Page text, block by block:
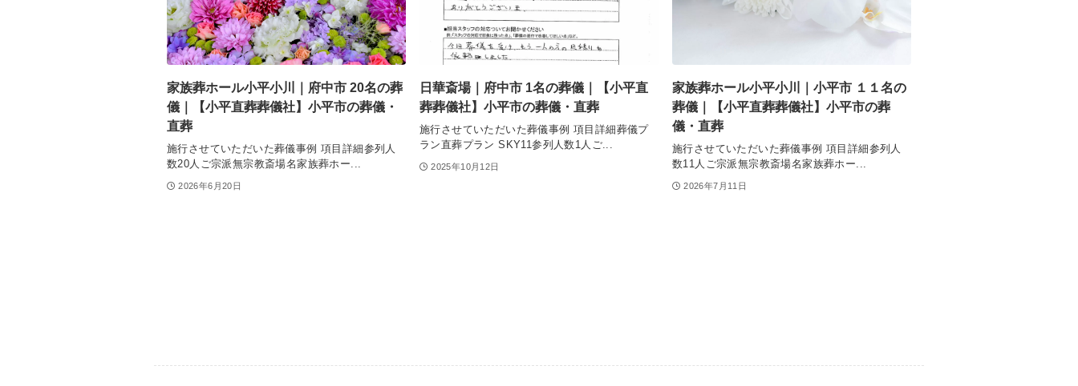
家族葬ホール小平小川｜府中市 20名の葬
儀｜【小平直葬葬儀社】小平市の葬儀・
直葬
施行させていただいた葬儀事例 項目詳細参列人
数20人ご宗派無宗教斎場名家族葬ホー...
2026年6月20日
日華斎場｜府中市 1名の葬儀｜【小平直
葬葬儀社】小平市の葬儀・直葬
施行させていただいた葬儀事例 項目詳細葬儀プ
ラン直葬プラン SKY11参列人数1人ご...
2025年10月12日
家族葬ホール小平小川｜小平市 １１名の
葬儀｜【小平直葬葬儀社】小平市の葬
儀・直葬
施行させていただいた葬儀事例 項目詳細参列人
数11人ご宗派無宗教斎場名家族葬ホー...
2026年7月11日